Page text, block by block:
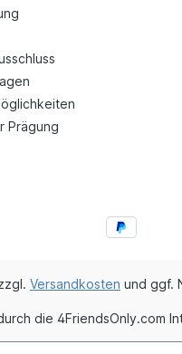
Prägung
Versandkosten und ggf.
die 4FriendsOnly.com